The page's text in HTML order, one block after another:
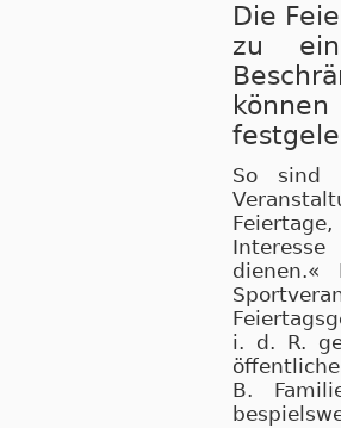
Die
zu
So sind
dienen.«
i. d. R.
B.